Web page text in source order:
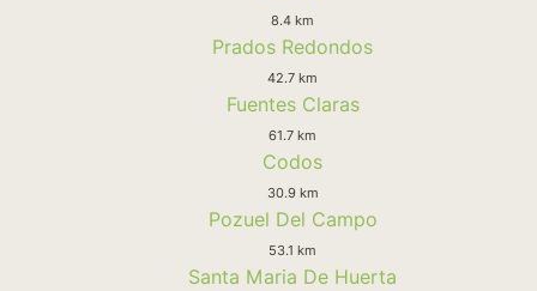
8.4 km
Prados Redondos
42.7 km
Fuentes Claras
61.7 km
Codos
30.9 km
Pozuel Del Campo
53.1 km
Santa Maria De Huerta